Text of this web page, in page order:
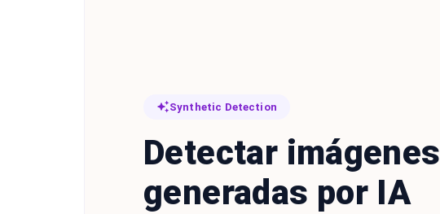
Synthetic Detection
Detectar imágenes
generadas por IA